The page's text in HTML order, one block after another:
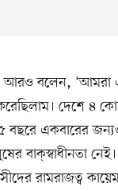
আরও বলেন, ‘আমরা
দেশে ৪
বছরে একবারের
বাক্‌স্বাধীনতা
রামরাজত্ব